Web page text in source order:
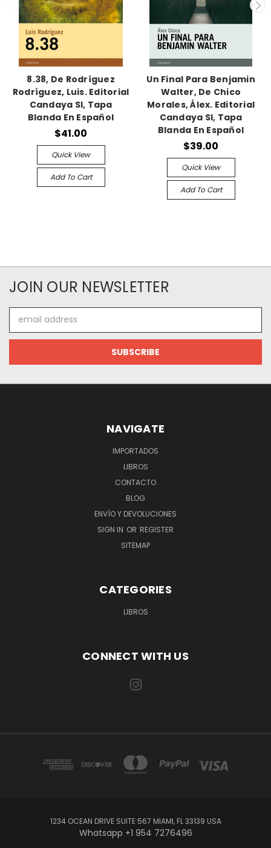
8.38, De Rodríguez
Rodríguez, Luis. Editorial
Candaya Sl, Tapa
Blanda En Español
$41.00
Quick View
Add To Cart
Un Final Para Benjamin
Walter, De Chico
Morales, Álex. Editorial
Candaya Sl, Tapa
Blanda En Español
$39.00
Quick View
Add To Cart
JOIN OUR NEWSLETTER
Address
NAVIGATE
IMPORTADOS
LIBROS
CONTACTO
BLOG
ENVÍO Y DEVOLUCIONES
SIGN IN OR REGISTER
SITEMAP
CATEGORIES
LIBROS
CONNECT WITH US
1234 OCEAN DRIVE SUITE 567 MIAMI, FL 33139 USA
Whatsapp +1 954 7276496